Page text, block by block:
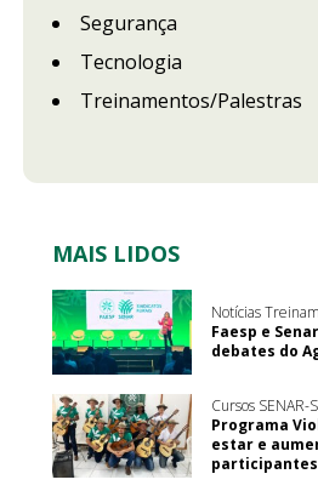
Segurança
Tecnologia
Treinamentos/Palestras
MAIS LIDOS
Notícias
Faesp e
debates do
Cursos SENAR-
Programa
estar e
participantes